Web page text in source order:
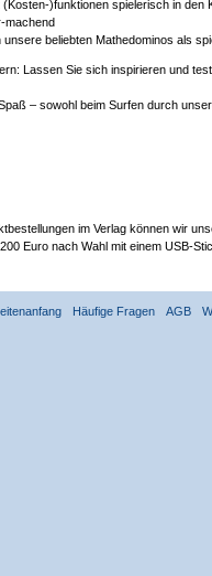
)funktionen spielerisch in
machend
unsere beliebten Mathedominos als
Lassen Sie sich inspirieren und
– sowohl beim Surfen durch
im Verlag können wir
Euro nach Wahl mit einem USB-
Häufige Fragen AGB